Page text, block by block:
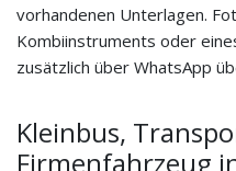
vorhandenen Unterlagen.
Kombiinstruments oder
zusätzlich über WhatsApp
Kleinbus,
Firmenfahrzeug